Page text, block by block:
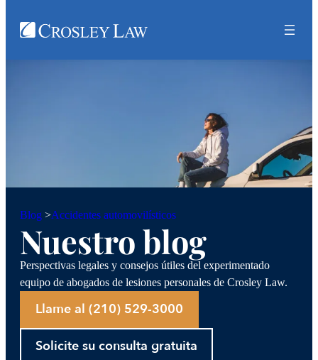
Blog >Accidentes automovilísticos
Nuestro blog
Perspectivas legales y consejos útiles del experimentado
equipo de abogados de lesiones personales de Crosley Law.
Llame al (210) 529-3000
Solicite su consulta gratuita